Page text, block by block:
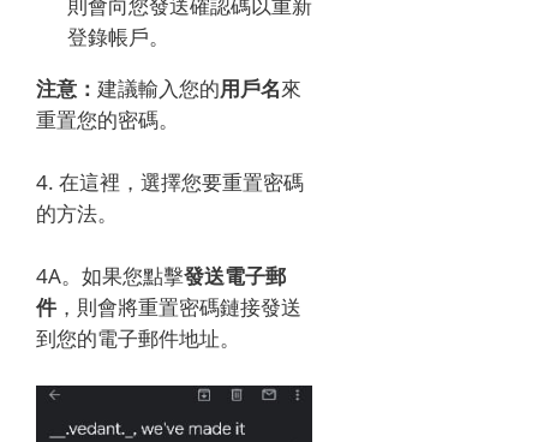
登錄帳戶。
注意： 建議輸入您的用戶名來
重置您的密碼。
4. 在這裡，選擇您要重置密碼
的方法。
4A。 如果您點擊發送電子郵
件 ，則會將重置密碼鏈接發送
到您的電子郵件地址。